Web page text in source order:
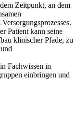
Zeitpunkt, an dem
Patient kann seine
klinischer Pfade, zu
Fachwissen in
einbringen und